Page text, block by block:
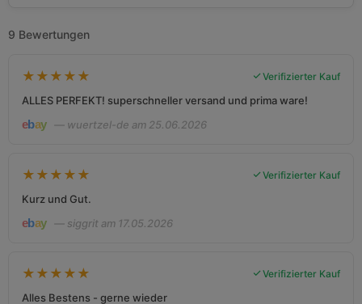
9 Bewertungen
★ ★ ★ ★ ★ Verifizierter Kauf
ALLES PERFEKT! superschneller versand und prima ware!
— wuertzel-de am 25.06.2026
★ ★ ★ ★ ★ Verifizierter Kauf
Kurz und Gut.
— siggrit am 17.05.2026
★ ★ ★ ★ ★ Verifizierter Kauf
Alles Bestens - gerne wieder